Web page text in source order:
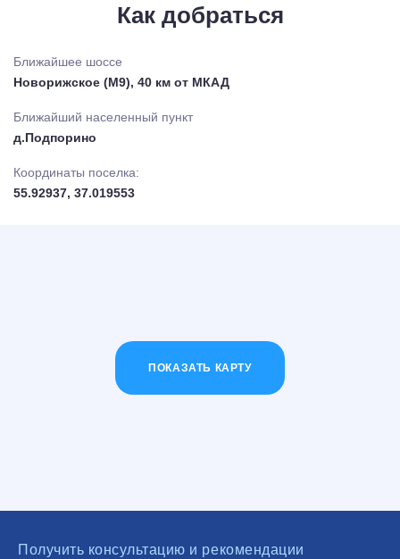
Как добраться
Ближайшее шоссе
Новорижское (М9), 40 км от МКАД
Ближайший населенный пункт
д.Подпорино
Координаты поселка:
55.92937, 37.019553
ПОКАЗАТЬ КАРТУ
Получить консультацию и рекомендации